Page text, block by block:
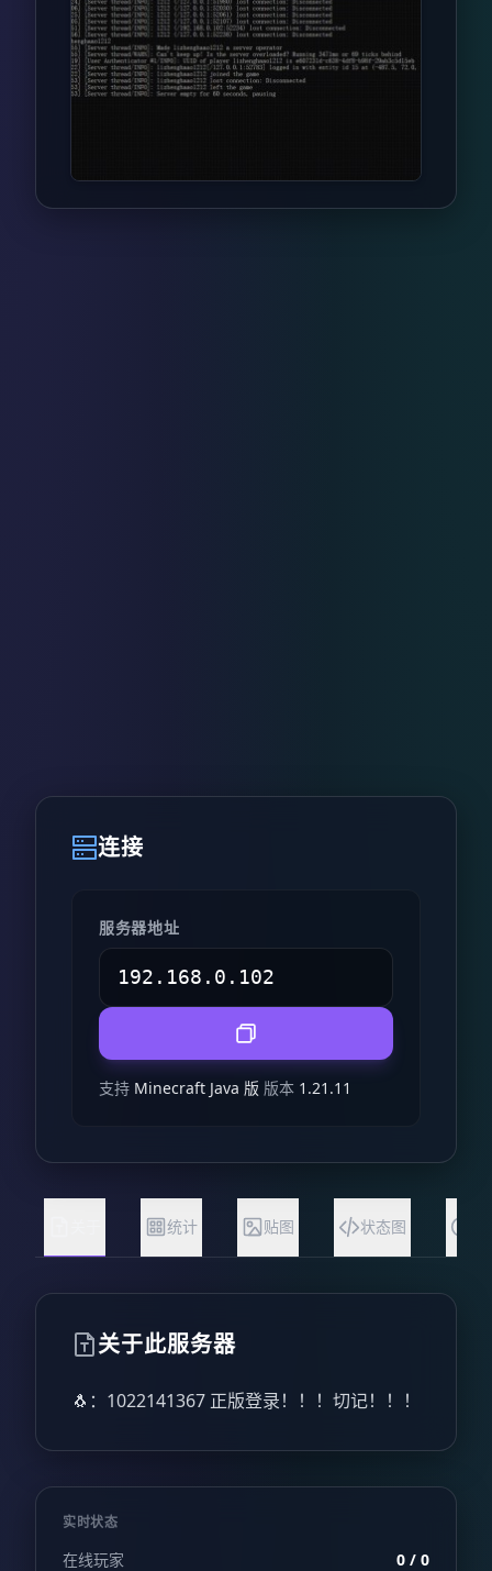
连接
服务器地址
支持 Minecraft Java 版 版本 1.21.11
统计 贴图 状态图
关于此服务器
🐧：1022141367 正版登录！！！切记！！！
实时状态
在线玩家 0 / 0